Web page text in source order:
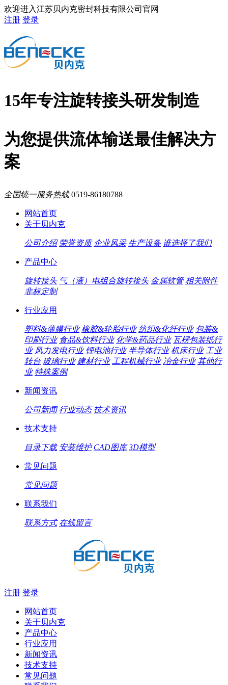
欢迎进入江苏贝内克密封科技有限公司官网
注册 登录
15年专注旋转接头研发制造
为您提供流体输送最佳解决方
案
全国统一服务热线0519-86180788
网站首页
关于贝内克
公司介绍 荣誉资质 企业风采 生产设备 谁选择了我们
产品中心
旋转接头 气（液）电组合旋转接头 金属软管 相关附件
非标定制
行业应用
塑料&薄膜行业 橡胶&轮胎行业 纺织&化纤行业 包装&
印刷行业 食品&饮料行业 化学&药品行业 瓦楞包装纸行
业 风力发电行业 锂电池行业 半导体行业 机床行业 工业
转台 玻璃行业 建材行业 工程机械行业 冶金行业 其他行
业 特殊案例
新闻资讯
公司新闻 行业动态 技术资讯
技术支持
目录下载 安装维护 CAD图库 3D模型
常见问题
常见问题
联系我们
联系方式 在线留言
注册 登录
网站首页
关于贝内克
产品中心
行业应用
新闻资讯
技术支持
常见问题